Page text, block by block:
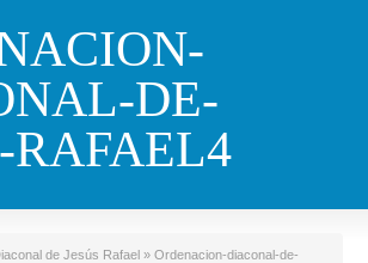
DE-
RAFAEL4
de Jesús Rafael » Ordenacion-diaconal-de-